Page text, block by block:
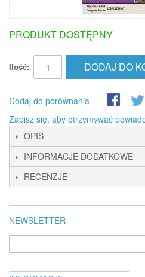
PRODUKT DOSTĘPNY
Ilość: DODAJ DO
Dodaj do porównania
Zapisz się, aby otrzymywać
OPIS
INFORMACJE DODATKOWE
RECENZJE
NEWSLETTER